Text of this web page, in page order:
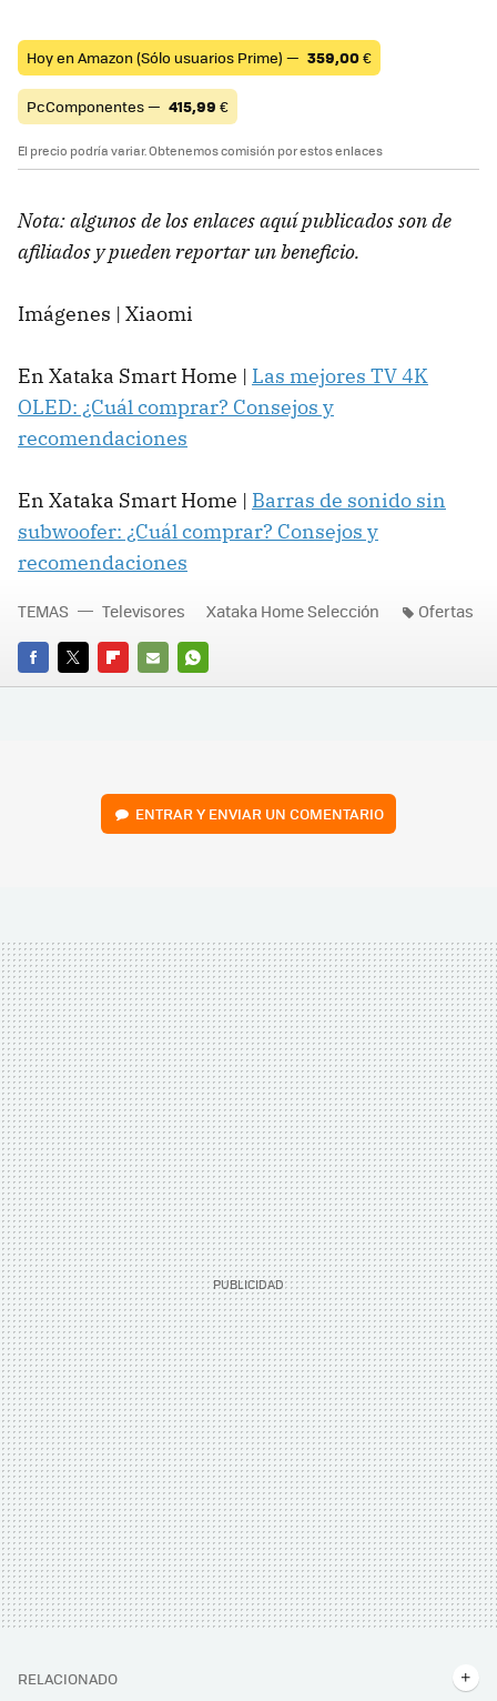
Hoy en Amazon (Sólo usuarios Prime) — 359,00€
PcComponentes — 415,99 €
El precio podría variar. Obtenemos comisión por estos enlaces
Nota: algunos de los enlaces aquí publicados son de
afiliados y pueden reportar un beneficio.
Imágenes | Xiaomi
En Xataka Smart Home | Las mejores TV 4K
OLED: ¿Cuál comprar? Consejos y
recomendaciones
En Xataka Smart Home | Barras de sonido sin
subwoofer: ¿Cuál comprar? Consejos y
recomendaciones
FACEBOOK
TWITTERFLIPBOARD
E-
WHATSAPP
TEMAS Televisores Xataka Home Selección Ofertas
ENTRAR Y ENVIAR UN COMENTARIO
RELACIONADO